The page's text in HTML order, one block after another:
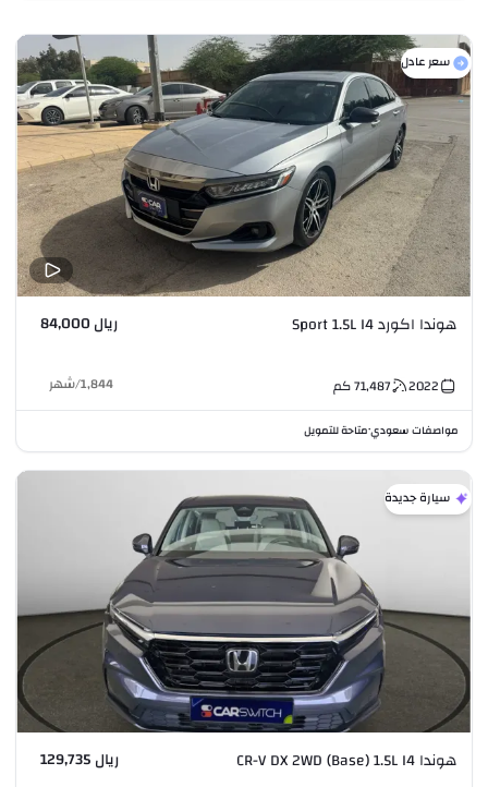
سعر عادل
هوندا اكورد Sport 1.5L I4 ريال 84,000
2022
71,487كم 1,844
/شهر
مواصفات سعودي•متاحة للتمويل
سيارة جديدة
هوندا CR-V DX 2WD (Base) 1.5L I4 ريال 129,735